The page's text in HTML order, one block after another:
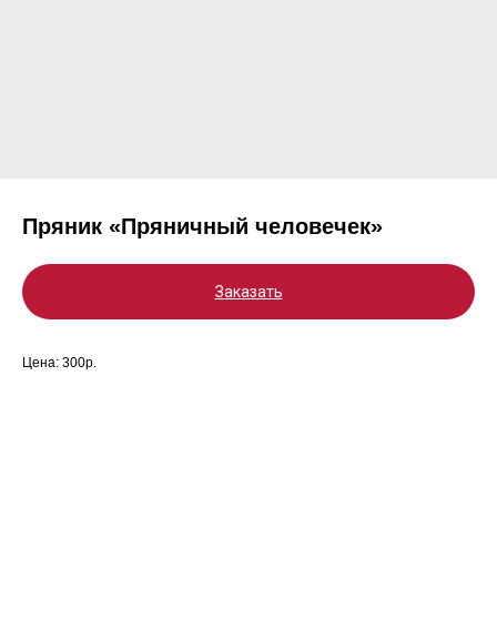
Пряник «Пряничный человечек»
Заказать
Цена: 300р.